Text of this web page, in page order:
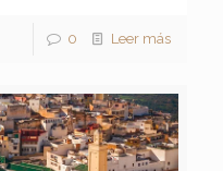
0 Leer más